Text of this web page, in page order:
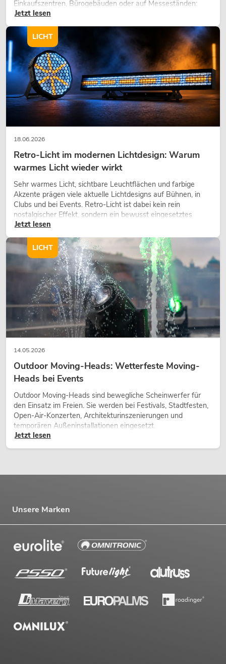
Einkaufszentren, Bürogebäuden oder auf Messeständen:
eine hochwertige Begrünung gehört heute längst zum
Jetzt lesen
18.06.2026
Retro-Licht im modernen Lichtdesign: Warum
warmes Licht wieder wirkt
Sehr warmes Licht, sichtbare Leuchtflächen und farbige
Akzente prägen viele aktuelle Lichtdesigns auf Bühnen, in
Clubs und bei Events. Retro-Licht ist dabei kein rein
nostalgischer Effekt, sondern ein bewusst eingesetztes
Gestaltungsmittel: Es schafft Atmosphäre, gibt Szenen
wirken lassen.
Jetzt lesen
LICHT
14.05.2026
Outdoor Moving-Heads: Wetterfeste Moving-
Heads bei Events
Outdoor Moving-Heads sind bewegliche Scheinwerfer für
den Einsatz im Freien. Sie werden bei Festivals, Stadtfesten,
Open-Air-Konzerten, Architekturinszenierungen und
temporären Außeninstallationen eingesetzt.
Jetzt lesen
LICHT
Unsere Marken